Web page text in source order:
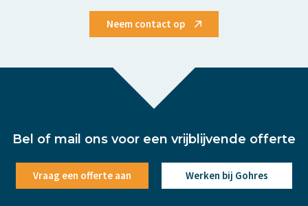
Neem contact op
Bel of mail ons voor een vrijblijvende offerte
Vraag een offerte aan Werken bij Gohres